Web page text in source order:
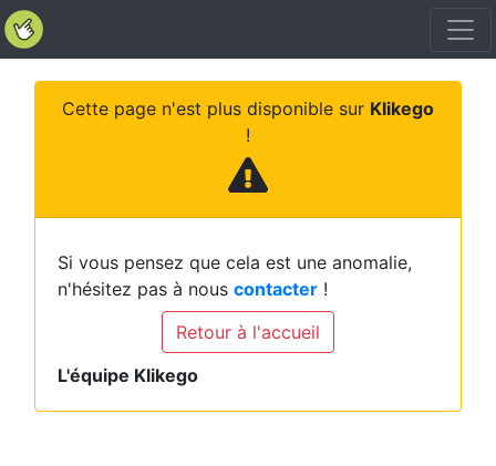
Cette page n'est plus disponible sur Klikego
!
Si vous pensez que cela est une anomalie,
n'hésitez pas à nous contacter !
Retour à l'accueil
L'équipe Klikego